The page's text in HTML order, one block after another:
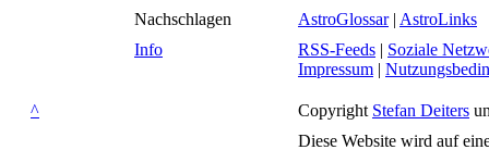
Nachschlagen
AstroGlossar| AstroLinks
Info
RSS-Feeds | Soziale
Impressum |
^ Copyright Stefan Deiters
Diese Website wird auf